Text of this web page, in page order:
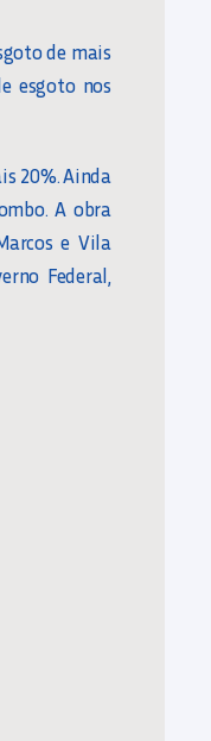
de mais
esgoto nos
20%. Ainda
A obra
e Vila
Federal,